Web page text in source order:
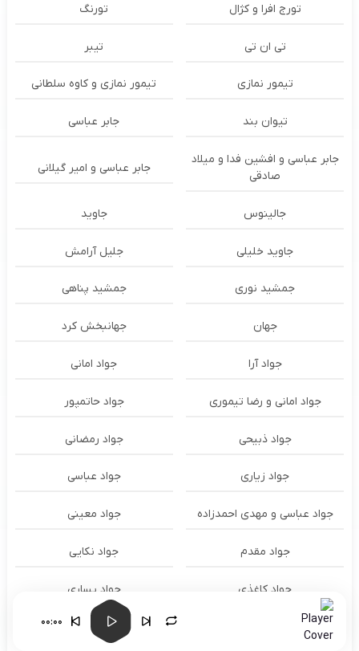
تورج افرا و کژال تورنگ
تی ان تی تیبر
تیمور نمازی تیمور نمازی و کاوه سلطانی
تیوان بند جابر عباسی
جابر عباسی و افشین فدا و میلاد
صادقی
جابر عباسی و امیر گیلانی
جالینوس جاوید
جاوید خلیلی جلیل آرامش
جمشید نوری جمشید پناهی
جهان جهانبخش کرد
جواد آرا جواد امانی
جواد امانی و رضا تیموری جواد حاتمپور
جواد ذبیحی جواد رمضانی
جواد زیاری جواد عباسی
جواد عباسی و مهدی احمدزاده جواد معینی
جواد مقدم جواد نکایی
جواد کاغذی جواد یساری
جونگ کوک Jungkook جیگر مدیا حسین00:00